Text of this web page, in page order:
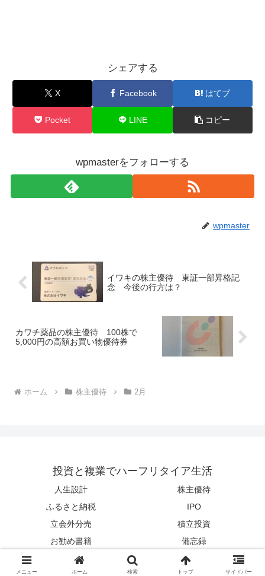
シェアする
X Facebook はてブ
Pocket LINE コピー
wpmasterをフォローする
wpmaster
イワキの株主優待 東証一部昇格記
念 今後の行方は？
カワチ薬品の株主優待 100株で
5,000円の高額お買い物優待券
ホーム 株主優待 2月
投資と複業でハーフリタイア生活
人生設計
株主優待
ふるさと納税
IPO
立会外分売
積立投資
お勧め書籍
備忘録
© 2014 投資と複業でハーフリタイア生活.
メニュー ホーム 検索 トップ サイドバー